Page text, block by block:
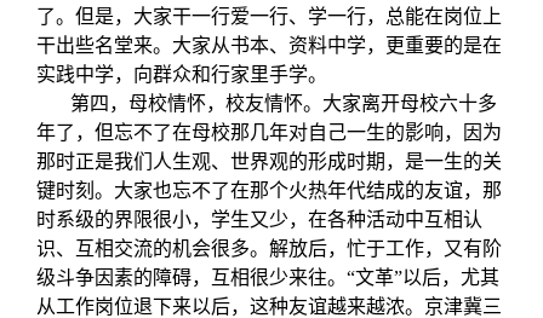
了。但是，大家干一行爱一行、学一行，总能在岗位上
干出些名堂来。大家从书本、资料中学，更重要的是在
实践中学，向群众和行家里手学。
第四，母校情怀，校友情怀。大家离开母校六十多
年了，但忘不了在母校那几年对自己一生的影响，因为
那时正是我们人生观、世界观的形成时期，是一生的关
键时刻。大家也忘不了在那个火热年代结成的友谊，那
时系级的界限很小，学生又少，在各种活动中互相认
识、互相交流的机会很多。解放后，忙于工作，又有阶
级斗争因素的障碍，互相很少来往。“文革”以后，尤其
从工作岗位退下来以后，这种友谊越来越浓。京津冀三